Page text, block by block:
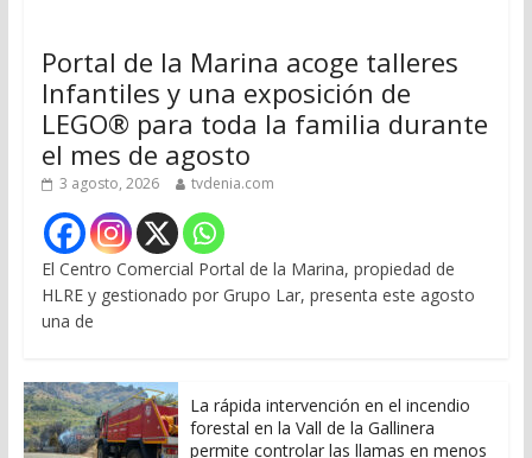
Portal de la Marina acoge talleres
Infantiles y una exposición de
LEGO® para toda la familia durante
el mes de agosto
3 agosto, 2026 tvdenia.com
El Centro Comercial Portal de la Marina, propiedad de
HLRE y gestionado por Grupo Lar, presenta este agosto
una de
La rápida intervención en el incendio
forestal en la Vall de la Gallinera
permite controlar las llamas en menos